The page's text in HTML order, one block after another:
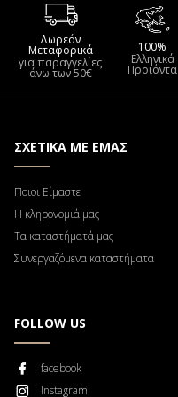
Δωρεάν
Μεταφορικά
για παραγγελίες
άνω των 50€
100%
Ελληνικά
Προιόντα
ΣΧΕΤΙΚΑ ΜΕ ΕΜΑΣ
Ποιοι Είμαστε
Η κληρονομιά μας
Τα καταστήματά μας
Συνεργαζόμενα καταστήματα
FOLLOW US
facebook
Instagram